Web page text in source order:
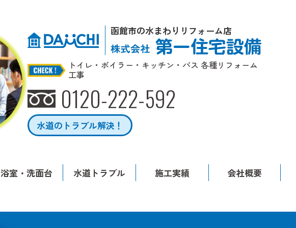
函館市の水まわりリフォーム店
トイレ・ボイラー・キッチン・バス 各種リフォーム
工事
0120-222-592
水道のトラブル解決！
浴室・洗面台 水道トラブル 施工実績 会社概要